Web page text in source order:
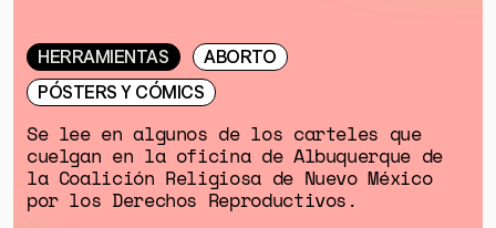
HERRAMIENTAS
ABORTO
PÓSTERS Y CÓMICS
Se lee en algunos de los carteles que
cuelgan en la oficina de Albuquerque de
la Coalición Religiosa de Nuevo México
por los Derechos Reproductivos.